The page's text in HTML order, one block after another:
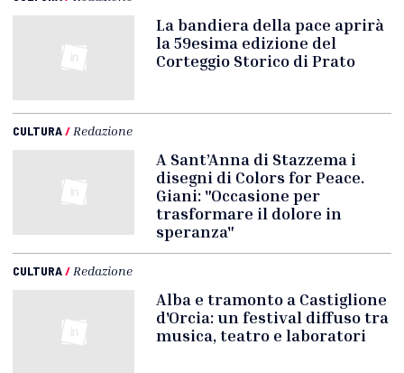
La bandiera della pace aprirà
la 59esima edizione del
Corteggio Storico di Prato
CULTURA/ Redazione
A Sant’Anna di Stazzema i
disegni di Colors for Peace.
Giani: "Occasione per
trasformare il dolore in
speranza"
CULTURA/ Redazione
Alba e tramonto a Castiglione
d'Orcia: un festival diffuso tra
musica, teatro e laboratori